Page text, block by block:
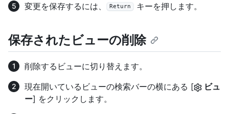
変更を保存するには、
Return キーを押します。
保存されたビューの削除
削除するビューに切り替えます。
現在開いているビューの検索バーの横にある [
ビュ
ー] をクリックします。